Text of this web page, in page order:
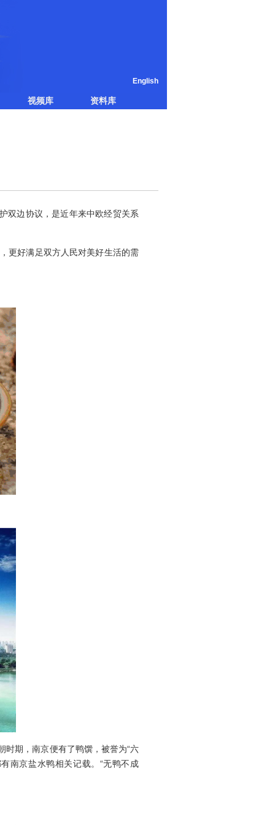
English
视频库 资料库
边协议，是近年来中欧经贸关系
更好满足双方人民对美好生活的需
期，南京便有了鸭馔，被誉为“六
南京盐水鸭相关记载。“无鸭不成